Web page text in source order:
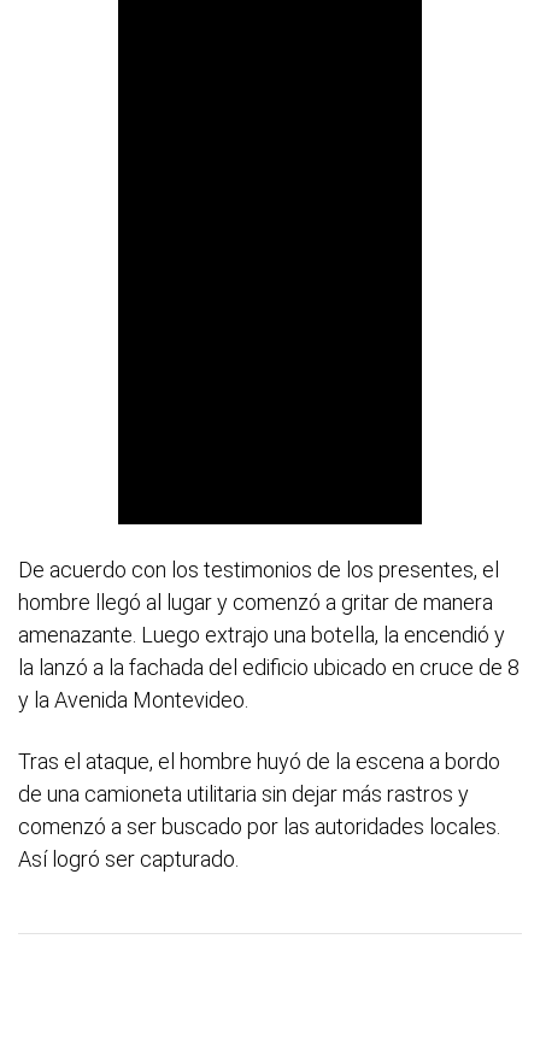
De acuerdo con los testimonios de los presentes, el
hombre llegó al lugar y comenzó a gritar de manera
amenazante. Luego extrajo una botella, la encendió y
la lanzó a la fachada del edificio ubicado en cruce de 8
y la Avenida Montevideo.
Tras el ataque, el hombre huyó de la escena a bordo
de una camioneta utilitaria sin dejar más rastros y
comenzó a ser buscado por las autoridades locales.
Así logró ser capturado.